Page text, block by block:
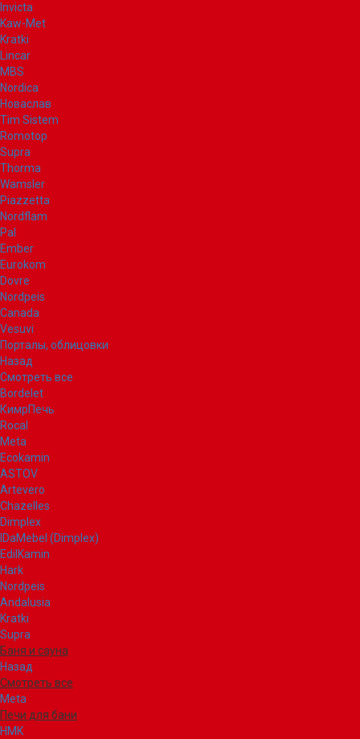
Invicta
Kaw-Met
Kratki
Lincar
MBS
Nordica
Новаслав
Tim Sistem
Romotop
Supra
Thorma
Wamsler
Piazzetta
Nordflam
Pal
Ember
Eurokom
Dovre
Nordpeis
Canada
Vesuvi
Порталы, облицовки
Назад
Смотреть все
Bordelet
КимрПечь
Rocal
Meta
Ecokamin
ASTOV
Artevero
Chazelles
Dimplex
IDaMebel (Dimplex)
EdilKamin
Hark
Nordpeis
Andalusia
Kratki
Supra
Баня и сауна
Назад
Смотреть все
Meta
Печи для бани
НМК